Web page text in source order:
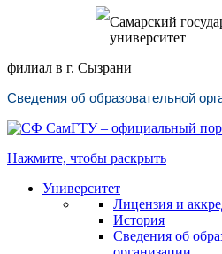
Самарский
университет
филиал в г. Сызрани
Сведения об образовательной
Нажмите, чтобы раскрыть
Университет
Лицензия и
История
Сведения об